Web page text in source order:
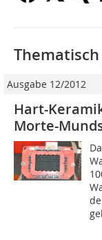
Ausgabe 12/2012
Hart-
Morte-